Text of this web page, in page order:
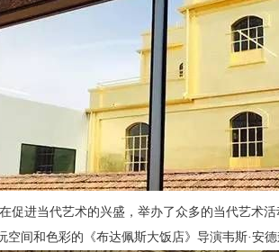
进当代艺术的兴盛，举办了众多的当代艺术
空间和色彩的《布达佩斯大饭店》导演韦斯·安